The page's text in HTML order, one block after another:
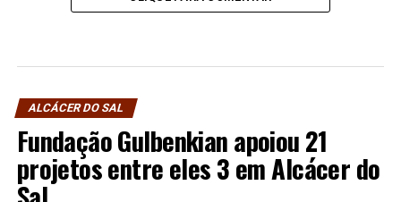
ALCÁCER DO SAL
Fundação Gulbenkian apoiou 21
projetos entre eles 3 em Alcácer do